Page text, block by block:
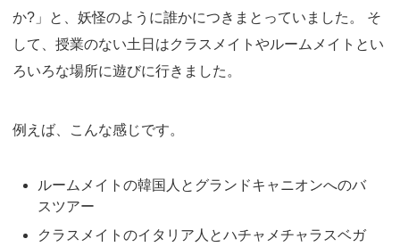
か?」と、妖怪のように誰かにつきまとっていました。 そ
して、授業のない土日はクラスメイトやルームメイトとい
ろいろな場所に遊びに行きました。
例えば、こんな感じです。
ルームメイトの韓国人とグランドキャニオンへのバ
スツアー
クラスメイトのイタリア人とハチャメチャラスベガ